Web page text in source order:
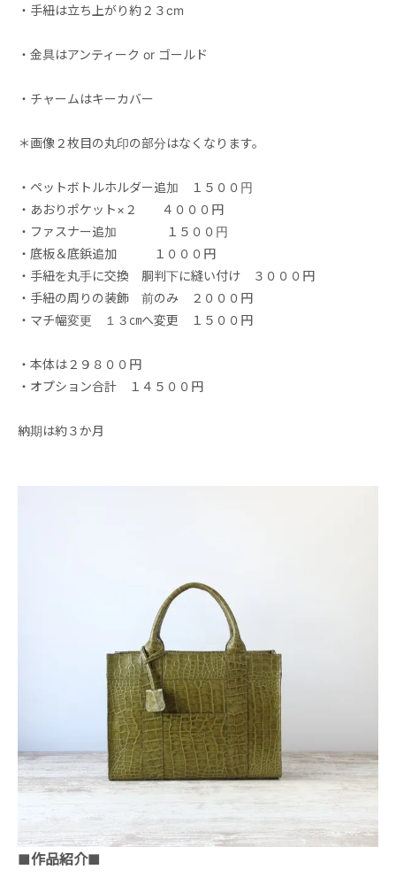
・手紐は立ち上がり約２３cm
・金具はアンティーク or ゴールド
・チャームはキーカバー
＊画像２枚目の丸印の部分はなくなります。
・ペットボトルホルダー追加 １５００円
・あおりポケット×２ ４０００円
・ファスナー追加 １５００円
・底板＆底鋲追加 １０００円
・手紐を丸手に交換 胴判下に縫い付け ３０００円
・手紐の周りの装飾 前のみ ２０００円
・マチ幅変更 １３㎝へ変更 １５００円
・本体は２９８００円
・オプション合計 １４５００円
納期は約３か月
■作品紹介■